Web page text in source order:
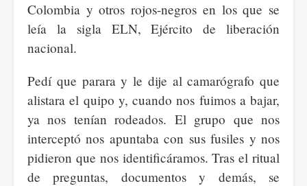
Colombia y otros rojos-negros en los que se
leía la sigla ELN, Ejército de liberación
nacional.
Pedí que parara y le dije al camarógrafo que
alistara el quipo y, cuando nos fuimos a bajar,
ya nos tenían rodeados. El grupo que nos
interceptó nos apuntaba con sus fusiles y nos
pidieron que nos identificáramos. Tras el ritual
de preguntas, documentos y demás, se